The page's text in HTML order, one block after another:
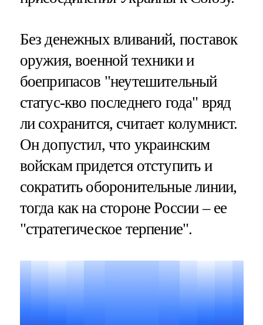
Без денежных вливаний, поставок
оружия, военной техники и
боеприпасов "неутешительный
статус-кво последнего года" вряд
ли сохранится, считает колумнист.
Он допустил, что украинским
войскам придется отступить и
сократить оборонительные линии,
тогда как на стороне России – ее
"стратегическое терпение".